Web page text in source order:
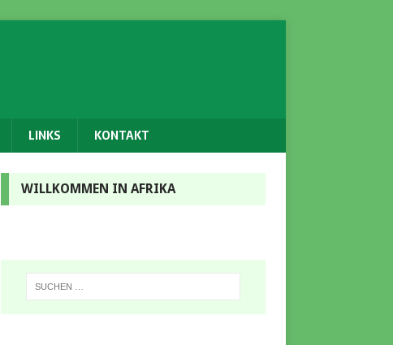
LINKS KONTAKT
WILLKOMMEN IN AFRIKA